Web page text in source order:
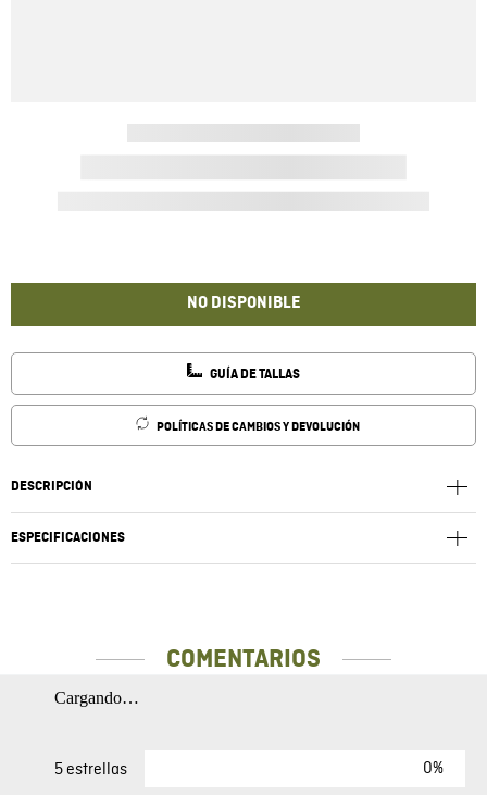
NO DISPONIBLE
GUÍA DE TALLAS
POLÍTICAS DE CAMBIOS Y DEVOLUCIÓN
DESCRIPCIÓN
ESPECIFICACIONES
COMENTARIOS
Cargando…
5 estrellas 0%